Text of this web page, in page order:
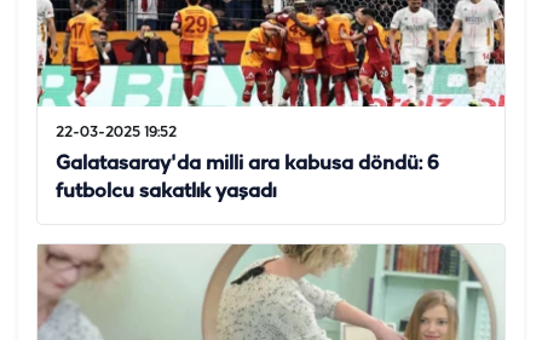
22-03-2025 19:52
Galatasaray'da milli ara kabusa döndü: 6
futbolcu sakatlık yaşadı